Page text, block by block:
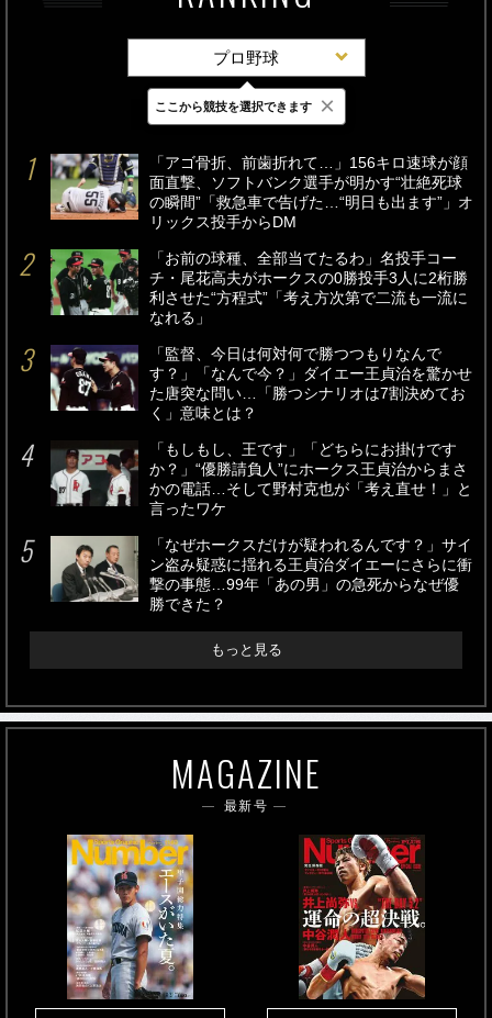
プロ野球
最新 24時間 週間
「アゴ骨折、前歯折れて…」156キロ速球が顔
面直撃、ソフトバンク選手が明かす“壮絶死球
の瞬間”「救急車で告げた…“明日も出ます”」オ
リックス投手からDM
「お前の球種、全部当てたるわ」名投手コー
チ・尾花高夫がホークスの0勝投手3人に2桁勝
利させた“方程式”「考え方次第で二流も一流に
なれる」
「監督、今日は何対何で勝つつもりなんで
す？」「なんで今？」ダイエー王貞治を驚かせ
た唐突な問い…「勝つシナリオは7割決めてお
く」意味とは？
「もしもし、王です」「どちらにお掛けです
か？」“優勝請負人”にホークス王貞治からまさ
かの電話…そして野村克也が「考え直せ！」と
言ったワケ
「なぜホークスだけが疑われるんです？」サイ
ン盗み疑惑に揺れる王貞治ダイエーにさらに衝
撃の事態…99年「あの男」の急死からなぜ優
勝できた？
もっと見る
MAGAZINE
最新号
ここから競技を選択できます ×